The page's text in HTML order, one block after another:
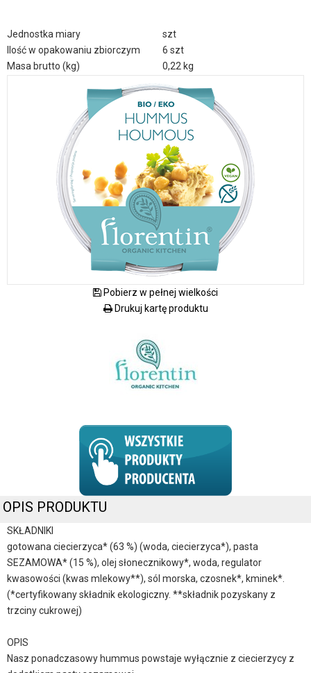
Jednostka miary
szt
Ilość w opakowaniu zbiorczym
6 szt
Masa brutto (kg)
0,22 kg
Pobierz w pełnej wielkości
Drukuj kartę produktu
OPIS PRODUKTU
SKŁADNIKI
gotowana ciecierzyca* (63 %) (woda, ciecierzyca*), pasta
SEZAMOWA* (15 %), olej słonecznikowy*, woda, regulator
kwasowości (kwas mlekowy**), sól morska, czosnek*, kminek*.
(*certyfikowany składnik ekologiczny. **składnik pozyskany z
trzciny cukrowej)
OPIS
Nasz ponadczasowy hummus powstaje wyłącznie z ciecierzycy z